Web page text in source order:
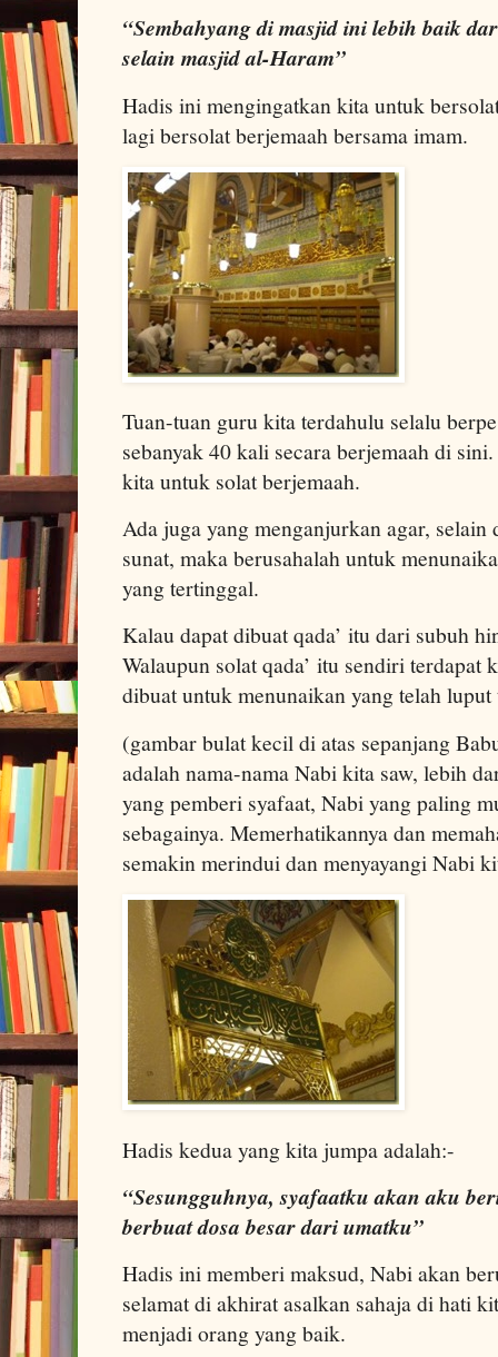
“Sembahyang di masjid ini lebih baik
selain masjid al-Haram”
Hadis ini mengingatkan kita untuk
lagi bersolat berjemaah bersama imam.
Tuan-tuan guru kita terdahulu selalu
sebanyak 40 kali secara berjemaah di
kita untuk solat berjemaah.
Ada juga yang menganjurkan agar, selain
sunat, maka berusahalah untuk
yang tertinggal.
Kalau dapat dibuat qada’ itu dari subuh
Walaupun solat qada’ itu sendiri terdapat
dibuat untuk menunaikan yang telah
(gambar bulat kecil di atas sepanjang
adalah nama-nama Nabi kita saw, lebih
yang pemberi syafaat, Nabi yang paling
sebagainya. Memerhatikannya dan
semakin merindui dan menyayangi Nabi
Hadis kedua yang kita jumpa adalah:-
“Sesungguhnya, syafaatku akan aku
berbuat dosa besar dari umatku”
Hadis ini memberi maksud, Nabi akan
selamat di akhirat asalkan sahaja di hati
menjadi orang yang baik.